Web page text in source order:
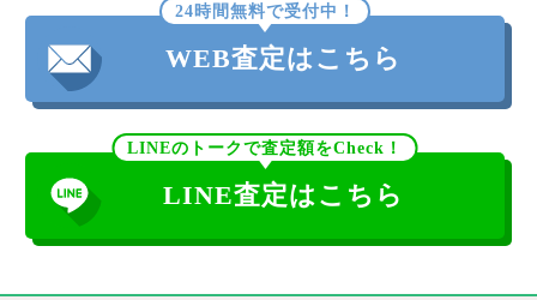
24時間無料で受付中！
WEB査定はこちら
LINEのトークで査定額をCheck！
LINE査定はこちら